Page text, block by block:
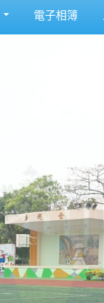
電子相簿